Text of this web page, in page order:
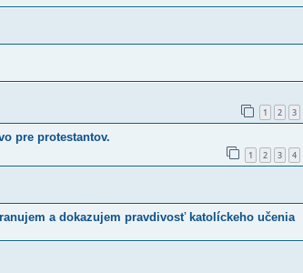
1 2 3
pre protestantov.
1 2 3 4
a dokazujem pravdivosť katolíckeho učenia